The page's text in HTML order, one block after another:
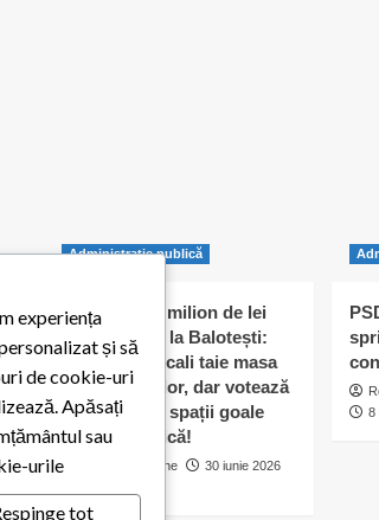
Administraţie publică
Jumătate de milion de lei
dați „în orb” la Balotești:
Consilierii locali taie masa
caldă a elevilor, dar votează
contracte cu spații goale
pentru biserică!
Cosmin Matache
30 iunie 2026
8
experiența
și să
de cookie-uri
Apăsați
sau
urile
tot